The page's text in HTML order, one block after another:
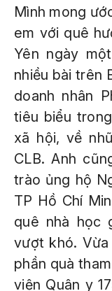
Mình mong
em với quê
Yên ngày
nhiều bài trên
doanh nhân
tiêu biểu
xã hội, về
CLB. Anh
trào ủng hộ
TP Hồ Chí
quê nhà học
vượt khó. Vừa
phần quà
viện Quân y